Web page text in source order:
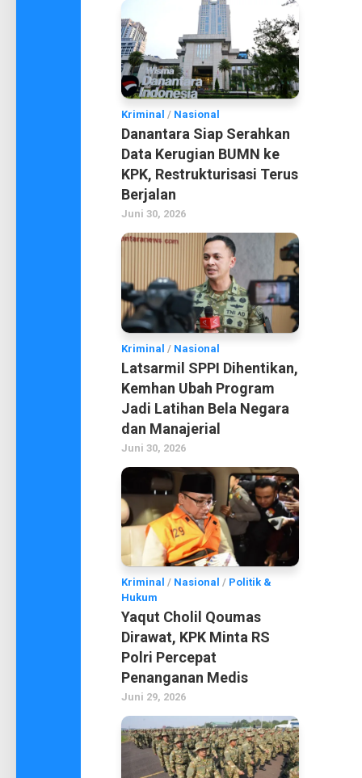
Kriminal / Nasional
Danantara Siap Serahkan
Data Kerugian BUMN ke
KPK, Restrukturisasi Terus
Berjalan
Juni 30, 2026
Kriminal / Nasional
Latsarmil SPPI Dihentikan,
Kemhan Ubah Program
Jadi Latihan Bela Negara
dan Manajerial
Juni 30, 2026
Kriminal / Nasional / Politik &
Hukum
Yaqut Cholil Qoumas
Dirawat, KPK Minta RS
Polri Percepat
Penanganan Medis
Juni 29, 2026